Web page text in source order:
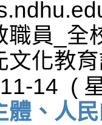
職員_全
文化教
14  (
體、人